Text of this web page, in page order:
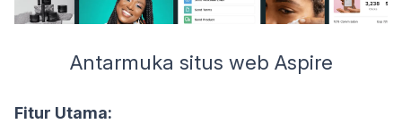
Antarmuka situs web Aspire
Fitur Utama: